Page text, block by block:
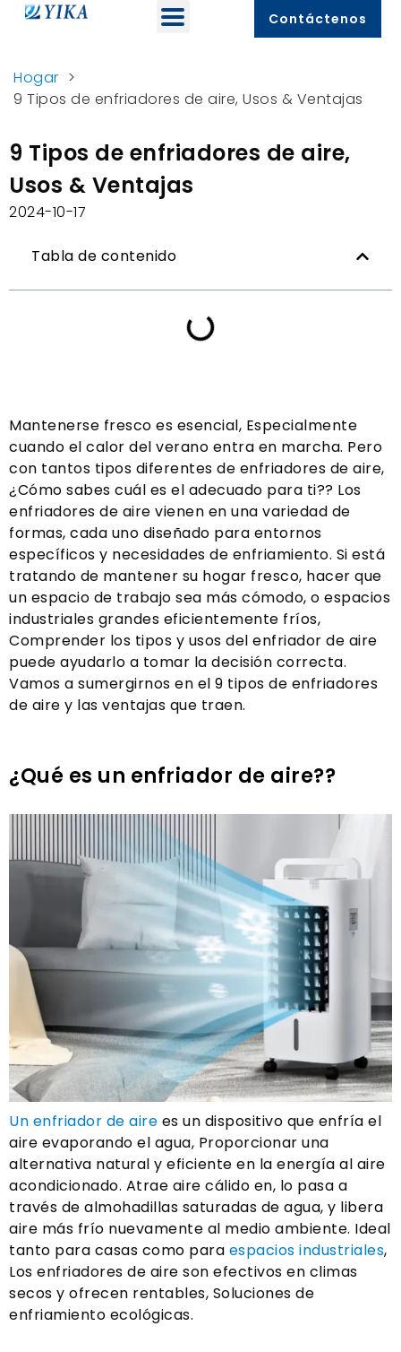
Contáctenos
Hogar >
9 Tipos de enfriadores de aire, Usos & Ventajas
9 Tipos de enfriadores de aire,
Usos & Ventajas
2024-10-17
Tabla de contenido
Mantenerse fresco es esencial, Especialmente
cuando el calor del verano entra en marcha. Pero
con tantos tipos diferentes de enfriadores de aire,
¿Cómo sabes cuál es el adecuado para ti?? Los
enfriadores de aire vienen en una variedad de
formas, cada uno diseñado para entornos
específicos y necesidades de enfriamiento. Si está
tratando de mantener su hogar fresco, hacer que
un espacio de trabajo sea más cómodo, o espacios
industriales grandes eficientemente fríos,
Comprender los tipos y usos del enfriador de aire
puede ayudarlo a tomar la decisión correcta.
Vamos a sumergirnos en el 9 tipos de enfriadores
de aire y las ventajas que traen.
¿Qué es un enfriador de aire??
Un enfriador de aire es un dispositivo que enfría el
aire evaporando el agua, Proporcionar una
alternativa natural y eficiente en la energía al aire
acondicionado. Atrae aire cálido en, lo pasa a
través de almohadillas saturadas de agua, y libera
aire más frío nuevamente al medio ambiente. Ideal
tanto para casas como para espacios industriales,
Los enfriadores de aire son efectivos en climas
secos y ofrecen rentables, Soluciones de
enfriamiento ecológicas.